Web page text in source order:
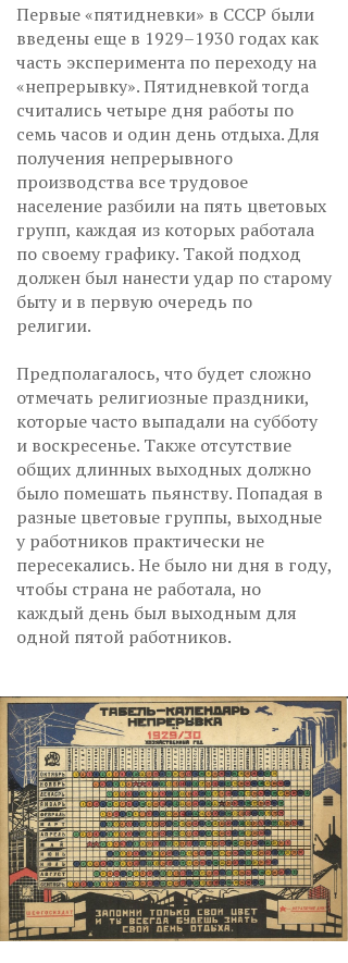
Первые «пятидневки» в СССР были
введены еще в 1929–1930 годах как
часть эксперимента по переходу на
«непрерывку». Пятидневкой тогда
считались четыре дня работы по
семь часов и один день отдыха. Для
получения непрерывного
производства все трудовое
население разбили на пять цветовых
групп, каждая из которых работала
по своему графику. Такой подход
должен был нанести удар по старому
быту и в первую очередь по
религии.
Предполагалось, что будет сложно
отмечать религиозные праздники,
которые часто выпадали на субботу
и воскресенье. Также отсутствие
общих длинных выходных должно
было помешать пьянству. Попадая в
разные цветовые группы, выходные
у работников практически не
пересекались. Не было ни дня в году,
чтобы страна не работала, но
каждый день был выходным для
одной пятой работников.